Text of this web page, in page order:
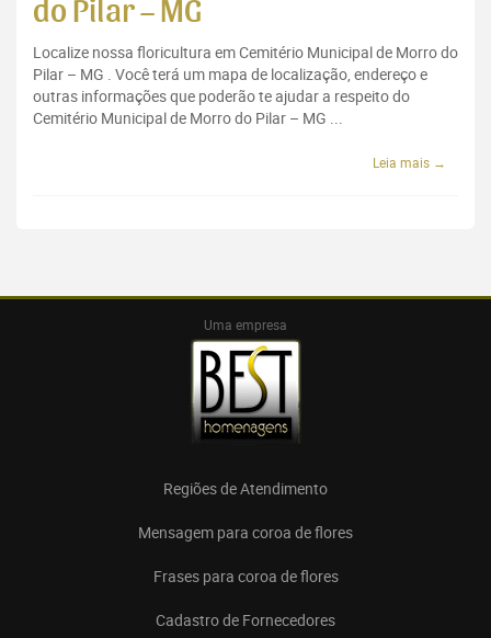
do Pilar – MG
Localize nossa floricultura em Cemitério Municipal de Morro do
Pilar – MG . Você terá um mapa de localização, endereço e
outras informações que poderão te ajudar a respeito do
Cemitério Municipal de Morro do Pilar – MG ...
Leia mais →
Uma empresa
Regiões de Atendimento
Mensagem para coroa de flores
Frases para coroa de flores
Cadastro de Fornecedores